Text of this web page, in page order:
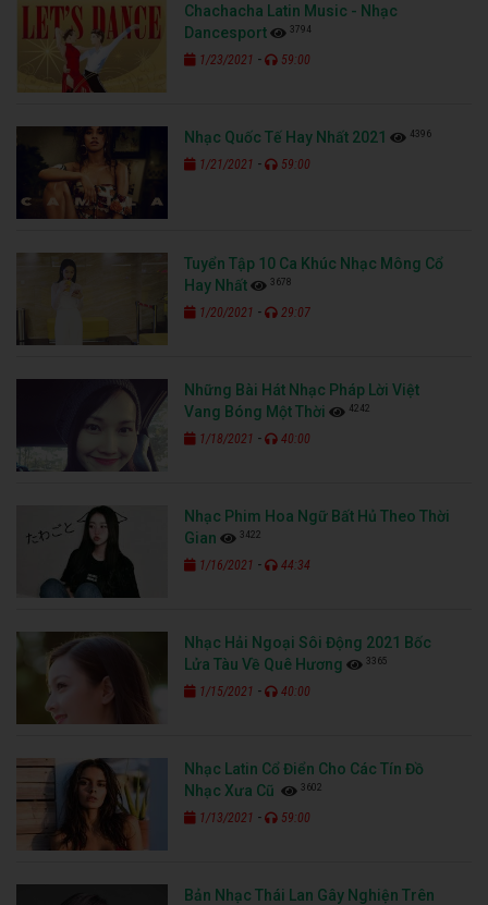
Chachacha Latin Music - Nhạc
Dancesport
3794
1/23/2021 - 59:00
Nhạc Quốc Tế Hay Nhất 2021 4396
1/21/2021 - 59:00
Tuyển Tập 10 Ca Khúc Nhạc Mông Cổ
Hay Nhất
3678
1/20/2021 - 29:07
Những Bài Hát Nhạc Pháp Lời Việt
Vang Bóng Một Thời
4242
1/18/2021 - 40:00
Nhạc Phim Hoa Ngữ Bất Hủ Theo Thời
Gian
3422
1/16/2021 - 44:34
Nhạc Hải Ngoại Sôi Động 2021 Bốc
Lửa Tàu Về Quê Hương
3365
1/15/2021 - 40:00
Nhạc Latin Cổ Điển Cho Các Tín Đồ
Nhạc Xưa Cũ
3602
1/13/2021 - 59:00
Bản Nhạc Thái Lan Gây Nghiện Trên